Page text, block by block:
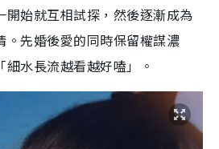
開始就互相試探，然後逐漸成為
。先婚後愛的同時保留權謀濃
水長流越看越好嗑」。